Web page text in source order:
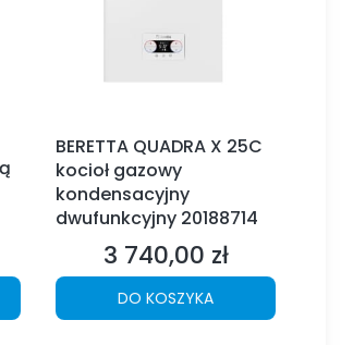
BERETTA QUADRA X 25C
kocioł gazowy
kondensacyjny
dwufunkcyjny 20188714
Cena
3 740,00 zł
DO KOSZYKA